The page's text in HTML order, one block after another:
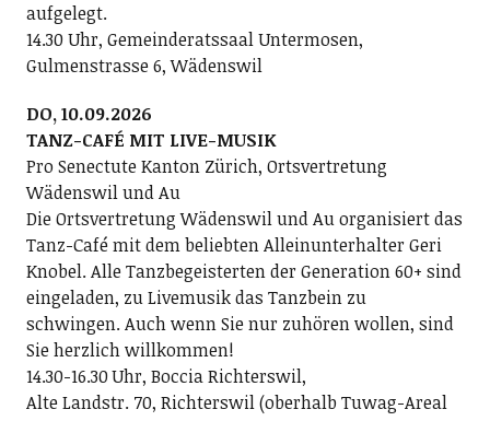
aufgelegt.
14.30 Uhr, Gemeinderatssaal Untermosen,
Gulmenstrasse 6, Wädenswil
DO, 10.09.2026
TANZ-CAFÉ MIT LIVE-MUSIK
Pro Senectute Kanton Zürich, Ortsvertretung
Wädenswil und Au
Die Ortsvertretung Wädenswil und Au organisiert das
Tanz-Café mit dem beliebten Alleinunterhalter Geri
Knobel. Alle Tanzbegeisterten der Generation 60+ sind
eingeladen, zu Livemusik das Tanzbein zu
schwingen. Auch wenn Sie nur zuhören wollen, sind
Sie herzlich willkommen!
14.30-16.30 Uhr, Boccia Richterswil,
Alte Landstr. 70, Richterswil (oberhalb Tuwag-Areal